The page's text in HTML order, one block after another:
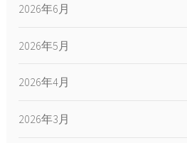
2026年6月
2026年5月
2026年4月
2026年3月